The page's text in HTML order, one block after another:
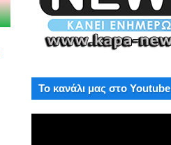
Το κανάλι μας στο Youtube